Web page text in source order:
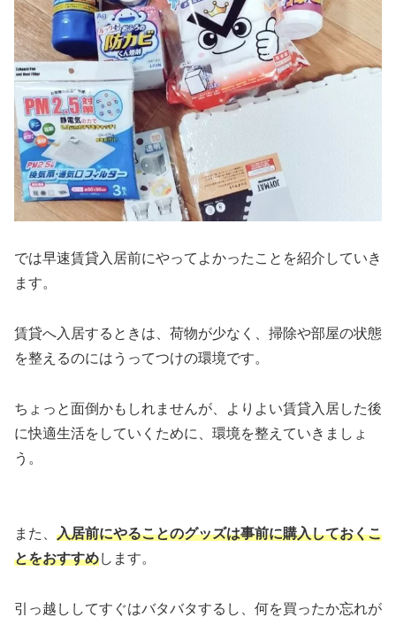
では早速賃貸入居前にやってよかったことを紹介していき
ます。
賃貸へ入居するときは、荷物が少なく、掃除や部屋の状態
を整えるのにはうってつけの環境です。
ちょっと面倒かもしれませんが、よりよい賃貸入居した後
に快適生活をしていくために、環境を整えていきましょ
う。
また、 入居前にやることのグッズは事前に購入しておくこ
とをおすすめします。
引っ越ししてすぐはバタバタするし、何を買ったか忘れが